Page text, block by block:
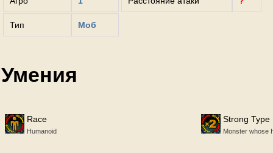
Тип Моб
Умения
Race
Humanoid
Strong Type
Monster whose